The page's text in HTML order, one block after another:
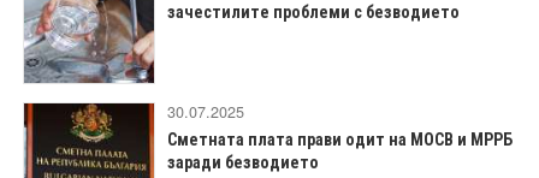
зачестилите проблеми с безводието
30.07.2025
Сметната плата прави одит на МОСВ и МРРБ
заради безводието